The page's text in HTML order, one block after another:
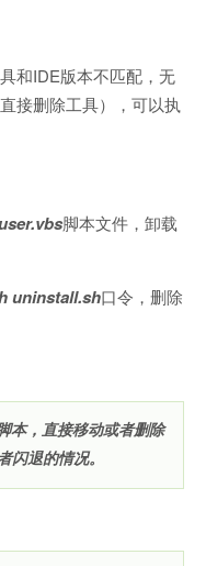
和IDE版本不匹配，无
接删除工具），可以执
脚本文件，卸载
uninstall.sh口令，删除
本，直接移动或者删除
退的情况。